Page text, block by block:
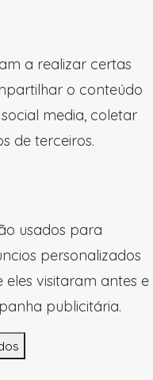
a realizar certas
o conteúdo
media, coletar
de terceiros.
usados para
personalizados
visitaram antes e
publicitária.